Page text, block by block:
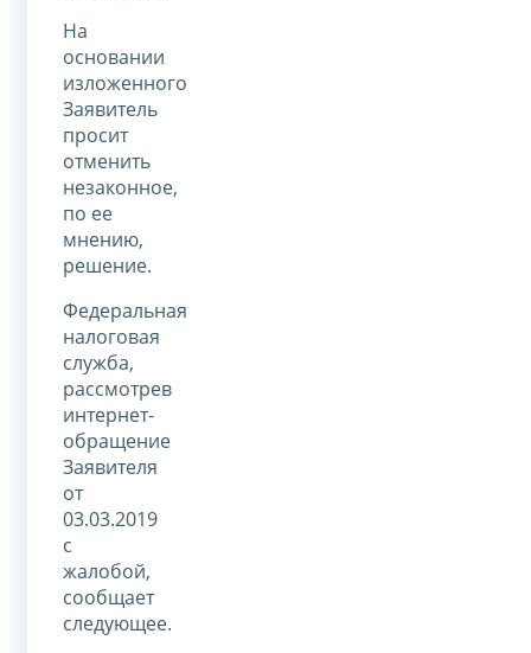
На
основании
изложенного
Заявитель
просит
отменить
незаконное,
по ее
мнению,
решение.
Федеральная
налоговая
служба,
рассмотрев
интернет-
обращение
Заявителя
от
03.03.2019
с
жалобой,
сообщает
следующее.